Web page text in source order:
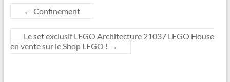
← Confinement
Le set exclusif LEGO Architecture 21037 LEGO House
en vente sur le Shop LEGO ! →